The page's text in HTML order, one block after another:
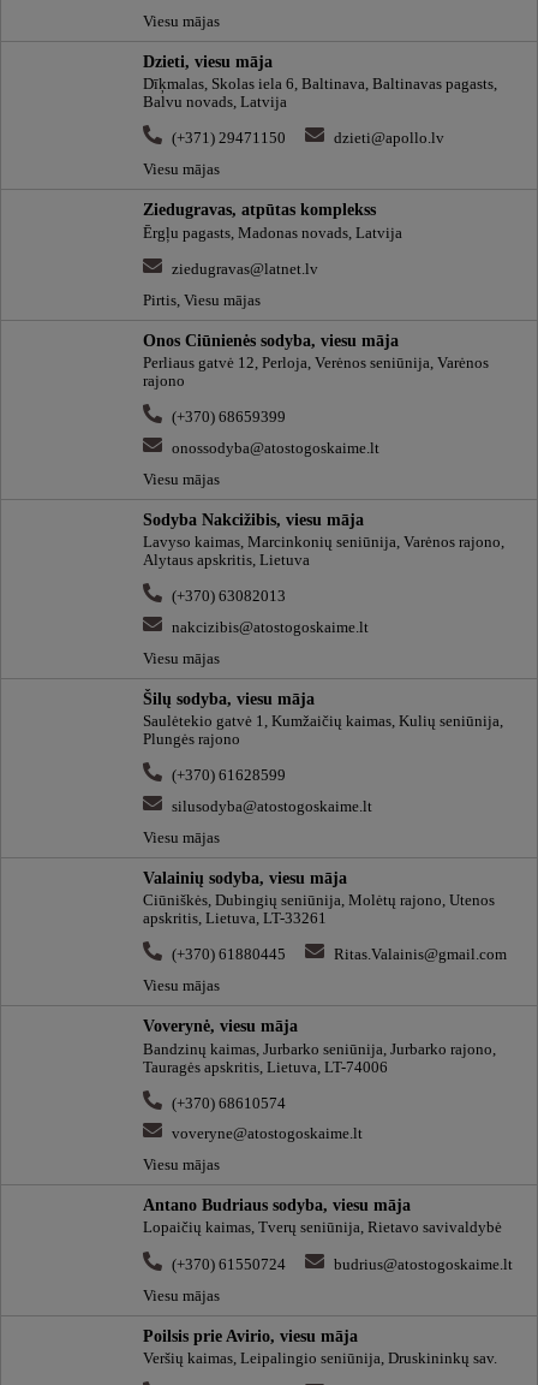
Viesu mājas
Dzieti, viesu māja
Dīķmalas, Skolas iela 6, Baltinava, Baltinavas pagasts,
Balvu novads, Latvija
(+371) 29471150
dzieti@apollo.lv
Viesu mājas
Ziedugravas, atpūtas komplekss
Ērgļu pagasts, Madonas novads, Latvija
ziedugravas@latnet.lv
Pirtis, Viesu mājas
Onos Ciūnienės sodyba, viesu māja
Perliaus gatvė 12, Perloja, Verėnos seniūnija, Varėnos
rajono
(+370) 68659399
onossodyba@atostogoskaime.lt
Viesu mājas
Sodyba Nakcižibis, viesu māja
Lavyso kaimas, Marcinkonių seniūnija, Varėnos rajono,
Alytaus apskritis, Lietuva
(+370) 63082013
nakcizibis@atostogoskaime.lt
Viesu mājas
Šilų sodyba, viesu māja
Saulėtekio gatvė 1, Kumžaičių kaimas, Kulių seniūnija,
Plungės rajono
(+370) 61628599
silusodyba@atostogoskaime.lt
Viesu mājas
Valainių sodyba, viesu māja
Ciūniškės, Dubingių seniūnija, Molėtų rajono, Utenos
apskritis, Lietuva, LT-33261
(+370) 61880445
Ritas.Valainis@gmail.com
Viesu mājas
Voverynė, viesu māja
Bandzinų kaimas, Jurbarko seniūnija, Jurbarko rajono,
Tauragės apskritis, Lietuva, LT-74006
(+370) 68610574
voveryne@atostogoskaime.lt
Viesu mājas
Antano Budriaus sodyba, viesu māja
Lopaičių kaimas, Tverų seniūnija, Rietavo savivaldybė
(+370) 61550724
budrius@atostogoskaime.lt
Viesu mājas
Poilsis prie Avirio, viesu māja
Veršių kaimas, Leipalingio seniūnija, Druskininkų sav.